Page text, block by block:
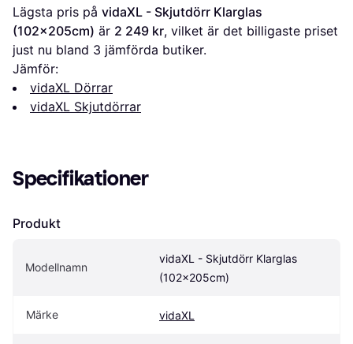
Lägsta pris på vidaXL - Skjutdörr Klarglas
(102x205cm) är 2 249 kr, vilket är det billigaste priset
just nu bland 3 jämförda butiker.
Jämför:
vidaXL Dörrar
vidaXL Skjutdörrar
Specifikationer
Produkt
Modellnamn
vidaXL - Skjutdörr Klarglas
(102x205cm)
Märke vidaXL